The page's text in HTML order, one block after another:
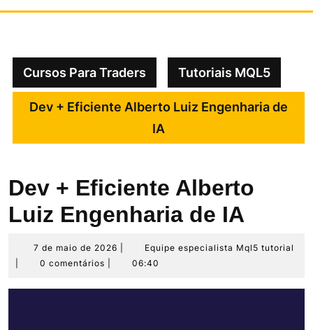
Cursos Para Traders Tutoriais MQL5
Dev + Eficiente Alberto Luiz Engenharia de
IA
Dev + Eficiente Alberto
Luiz Engenharia de IA
7 de maio de 2026 Equipe especialista Mql5 tutorial
0 comentários 06:40